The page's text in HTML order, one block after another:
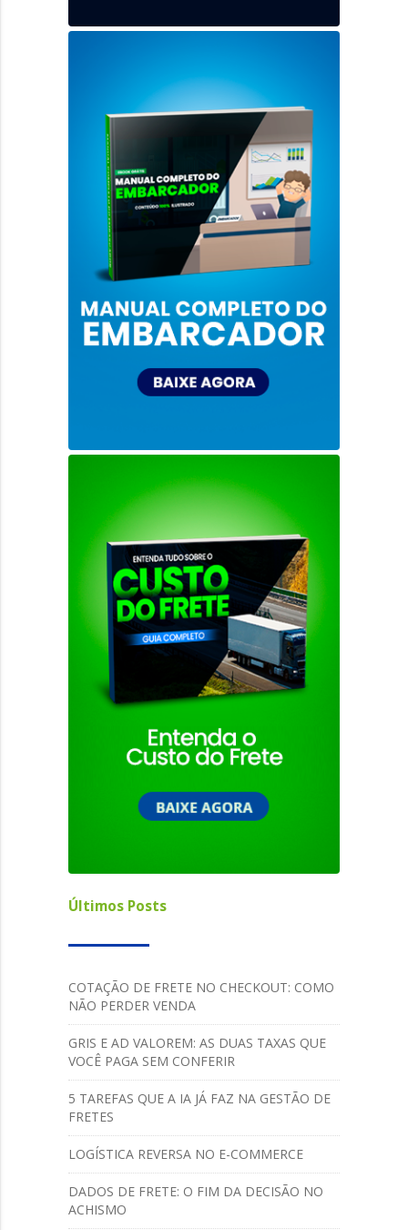
Últimos Posts
COTAÇÃO DE FRETE NO CHECKOUT: COMO
NÃO PERDER VENDA
GRIS E AD VALOREM: AS DUAS TAXAS QUE
VOCÊ PAGA SEM CONFERIR
5 TAREFAS QUE A IA JÁ FAZ NA GESTÃO DE
FRETES
LOGÍSTICA REVERSA NO E-COMMERCE
DADOS DE FRETE: O FIM DA DECISÃO NO
ACHISMO